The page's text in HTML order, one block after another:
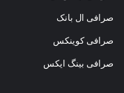
صرافی ال بانک
صرافی کوینکس
صرافی بینگ ایکس